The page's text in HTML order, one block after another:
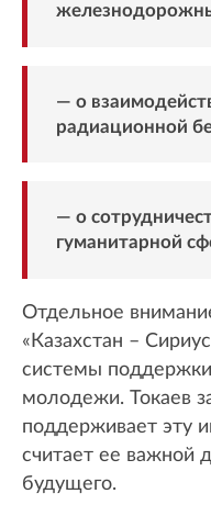
— о
радиационной
— о
гуманитарной
Отдельное
«Казахстан –
системы
молодежи. Токаев
поддерживает эту
считает ее важной
будущего.